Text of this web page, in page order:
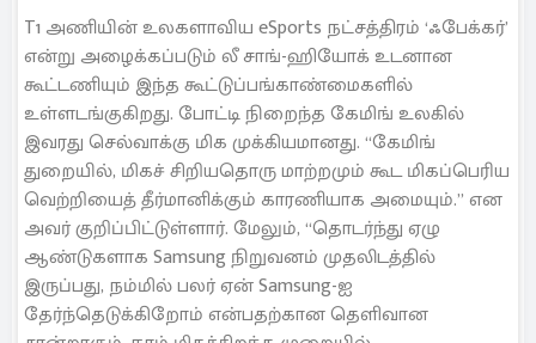
T1 அணியின் உலகளாவிய eSports நட்சத்திரம் ‘ஃபேக்கர்’
என்று அழைக்கப்படும் லீ சாங்-ஹியோக் உடனான
கூட்டணியும் இந்த கூட்டுப்பங்காண்மைகளில்
உள்ளடங்குகிறது. போட்டி நிறைந்த கேமிங் உலகில்
இவரது செல்வாக்கு மிக முக்கியமானது. “கேமிங்
துறையில், மிகச் சிறியதொரு மாற்றமும் கூட மிகப்பெரிய
வெற்றியைத் தீர்மானிக்கும் காரணியாக அமையும்.” என
அவர் குறிப்பிட்டுள்ளார். மேலும், “தொடர்ந்து ஏழு
ஆண்டுகளாக Samsung நிறுவனம் முதலிடத்தில்
இருப்பது, நம்மில் பலர் ஏன் Samsung-ஐ
தேர்ந்தெடுக்கிறோம் என்பதற்கான தெளிவான